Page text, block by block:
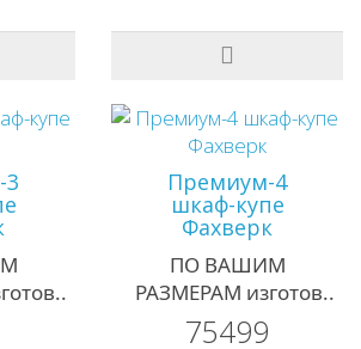
Премиум-4
шкаф-купе
Фахверк
ПО ВАШИМ
РАЗМЕРАМ изготов..
75499